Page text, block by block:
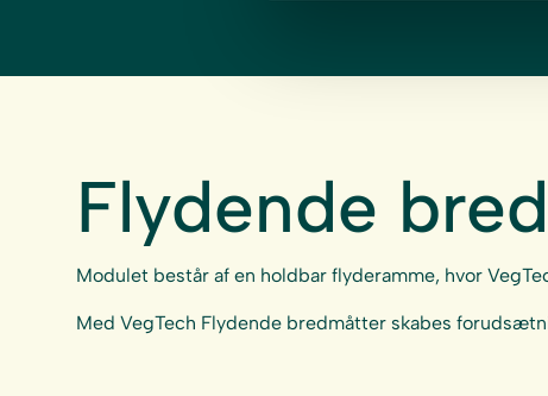
Flydende
Modulet består af en holdbar flyderamme, hvor
Med VegTech Flydende bredmåtter skabes